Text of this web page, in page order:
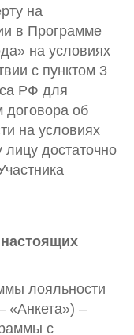
на
в Программе
на условиях
с пунктом 3
РФ для
договора об
на условиях
достаточно
лояльности
«Анкета») –
с